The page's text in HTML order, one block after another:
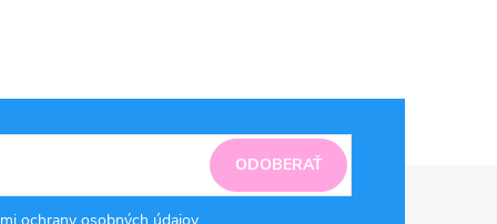
ODOBERAŤ